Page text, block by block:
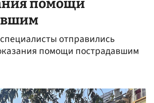
помощи
отправились
помощи пострадавшим